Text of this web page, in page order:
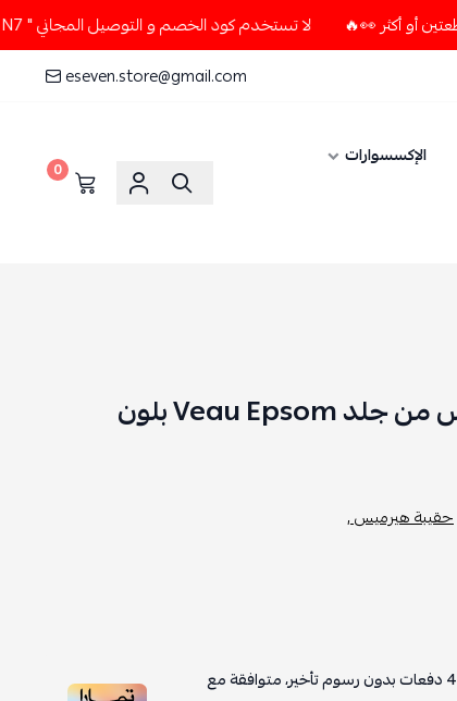
لا تستخدم كود الخصم و التوصيل المجاني " N7 " إلا إذا طلبت قطعتين أو أكثر 👀🔥
eseven.store@gmail.com
الإكسسوارات
0
حقيبة هيرميس كونستانس من جلد Veau Epsom بلون
حقيبة هيرميس ,
4دفعات بدون رسوم تأخير، متوافقة مع